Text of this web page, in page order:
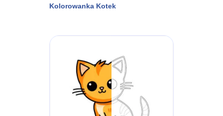
Kolorowanka Kotek